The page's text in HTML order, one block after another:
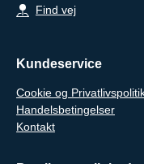
Find vej
Kundeservice
Cookie og
Handelsbetingelser
Kontakt